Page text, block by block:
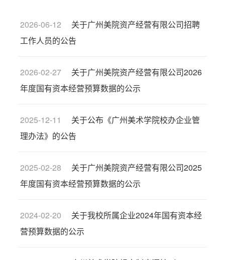
2026-06-12
关于广州美院资产经营有限公司招聘
工作人员的公告
2026-02-27
关于广州美院资产经营有限公司2026
年度国有资本经营预算数据的公示
2025-12-11
关于公布《广州美术学院校办企业管
理办法》的公告
2025-02-28
关于广州美院资产经营有限公司2025
年度国有资本经营预算数据的公示
2024-02-20
关于我校所属企业2024年国有资本经
营预算数据的公示